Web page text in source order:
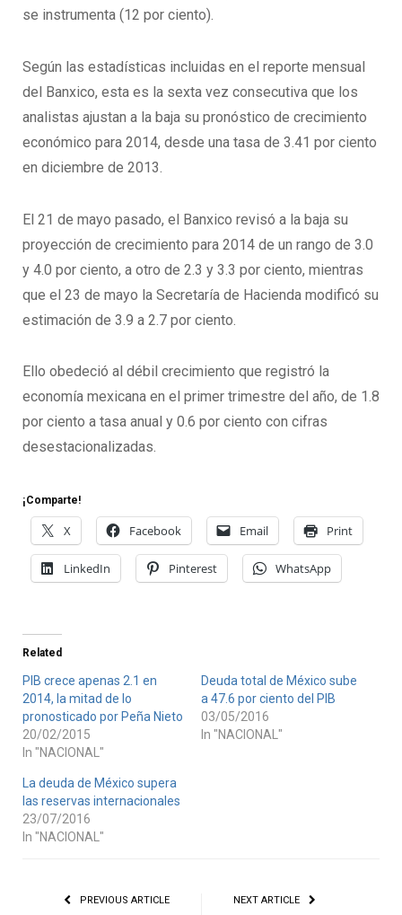
se instrumenta (12 por ciento).
Según las estadísticas incluidas en el reporte mensual
del Banxico, esta es la sexta vez consecutiva que los
analistas ajustan a la baja su pronóstico de crecimiento
económico para 2014, desde una tasa de 3.41 por ciento
en diciembre de 2013.
El 21 de mayo pasado, el Banxico revisó a la baja su
proyección de crecimiento para 2014 de un rango de 3.0
y 4.0 por ciento, a otro de 2.3 y 3.3 por ciento, mientras
que el 23 de mayo la Secretaría de Hacienda modificó su
estimación de 3.9 a 2.7 por ciento.
Ello obedeció al débil crecimiento que registró la
economía mexicana en el primer trimestre del año, de 1.8
por ciento a tasa anual y 0.6 por ciento con cifras
desestacionalizadas.
¡Comparte!
X Facebook Email Print
LinkedIn Pinterest WhatsApp
Related
PIB crece apenas 2.1 en
2014, la mitad de lo
pronosticado por Peña Nieto
20/02/2015
In "NACIONAL"
Deuda total de México sube
a 47.6 por ciento del PIB
03/05/2016
In "NACIONAL"
La deuda de México supera
las reservas internacionales
23/07/2016
In "NACIONAL"
PREVIOUS ARTICLE NEXT ARTICLE